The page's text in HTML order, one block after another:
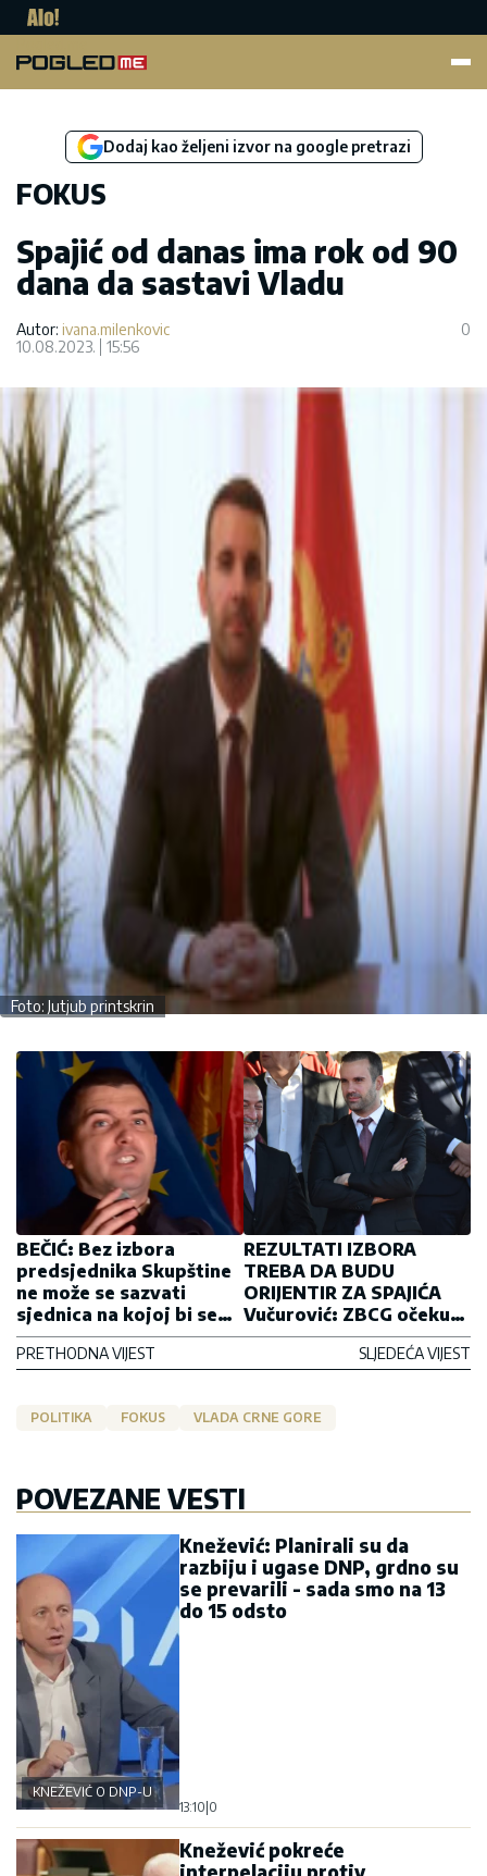
Dodaj kao željeni izvor na google pretrazi
FOKUS
Spajić od danas ima rok od 90
dana da sastavi Vladu
Autor: ivana.milenkovic
10.08.2023.
15:56
0
Foto: Jutjub printskrin
BEČIĆ: Bez izbora
predsjednika Skupštine
ne može se sazvati
sjednica na kojoj bi se
birao predsjendik vlade
PRETHODNA VIJEST
REZULTATI IZBORA
TREBA DA BUDU
ORIJENTIR ZA SPAJIĆA
Vučurović: ZBCG očekuje
da bude važan faktor u
budućoj vladiSLJEDEĆA VIJEST
POLITIKA FOKUS VLADA CRNE GORE
POVEZANE VESTI
KNEŽEVIĆ O DNP-U
Knežević: Planirali su da
razbiju i ugase DNP, grdno su
se prevarili - sada smo na 13
do 15 odsto
13:10 0
Knežević pokreće